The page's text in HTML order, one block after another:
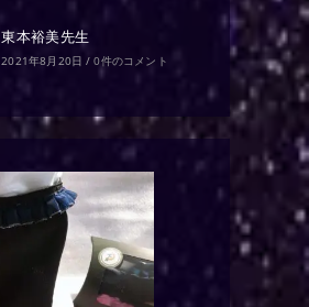
東本裕美先生
2021年8月20日 / 0件のコメント